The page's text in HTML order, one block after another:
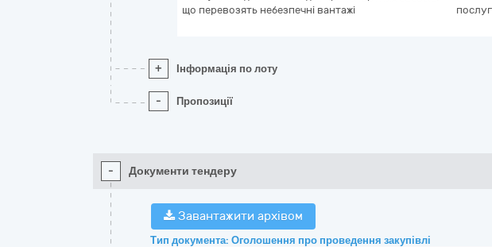
що перевозять небезпечні вантажі
+ Інформація по лоту
- Пропозиції
- Документи тендеру
Завантажити архівом
Тип документа: Оголошення про проведення закупівлі